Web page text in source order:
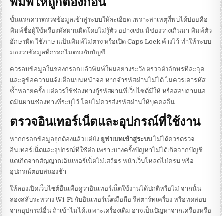
ขั้นแรกควรตรวจข้อมูลเข้าสู่ระบบให้ละเอียด เพราะสาเหตุที่พบได้บ่อยคือ
พิมพ์ชื่อผู้ใช้หรือรหัสผ่านผิดโดยไม่รู้ตัว อย่างเช่น มีช่องว่างเกินมา พิมพ์ตัว
อักษรผิด ใช้ภาษาแป้นพิมพ์ไม่ตรง หรือเปิด Caps Lock ค้างไว้ ทำให้ระบบ
มองว่าข้อมูลที่กรอกไม่ตรงกับบัญชี
ควรลบข้อมูลในช่องกรอกแล้วพิมพ์ใหม่อย่างระวัง ตรวจตัวอักษรทีละจุด
และดูข้อความแจ้งเตือนบนหน้าจอ หากจำรหัสผ่านไม่ได้ ไม่ควรเดารหัส
ซ้ำหลายครั้ง แต่ควรใช้ช่องทางกู้รหัสผ่านที่เว็บไซต์มีให้ หรือสอบถามแอ
ดมินผ่านช่องทางที่ระบุไว้ โดยไม่ควรส่งรหัสผ่านให้บุคคลอื่น
ตรวจอินเทอร์เน็ตและอุปกรณ์ที่ใช้งาน
หากกรอกข้อมูลถูกต้องแล้วแต่ยัง ยูฟ่าเบทเข้าสู่ระบบไม่ได้ควรตรวจ
อินเทอร์เน็ตและอุปกรณ์ที่ใช้ต่อ เพราะบางครั้งปัญหาไม่ได้เกิดจากบัญชี
แต่เกิดจากสัญญาณอินเทอร์เน็ตไม่เสถียร หน้าเว็บโหลดไม่ครบ หรือ
อุปกรณ์ตอบสนองช้า
ให้ลองเปิดเว็บไซต์อื่นเพื่อดูว่าอินเทอร์เน็ตใช้งานได้ปกติหรือไม่ จากนั้น
ลองสลับระหว่าง Wi-Fi กับอินเทอร์เน็ตมือถือ รีสตาร์ทเครื่อง หรือทดสอบ
จากอุปกรณ์อื่น ถ้าเข้าไม่ได้เฉพาะเครื่องเดิม อาจเป็นปัญหาจากเครื่องหรือ